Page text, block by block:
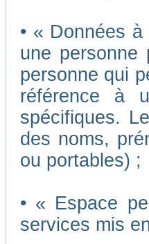
• « Données
une personne
personne qui
référence à
spécifiques.
des noms,
ou portables) ;
• « Espace
services mis